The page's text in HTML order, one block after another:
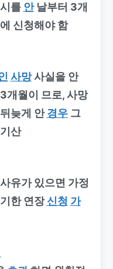
를 안날부터 3개
신청해야 함
사망사실을 안
개월이 므로, 사망
늦게 안경우그
산
유가 있으면 가정
한 연장신청 가